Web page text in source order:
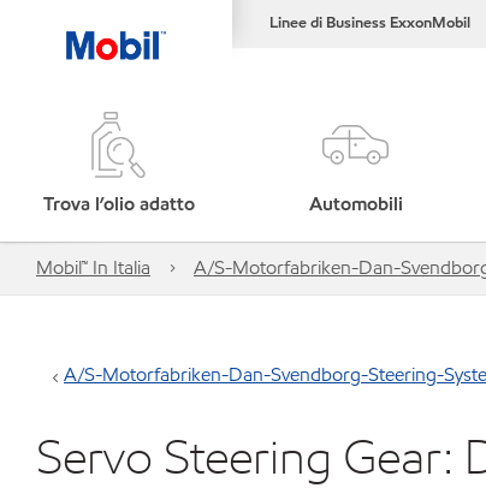
Linee di Business ExxonMobil
Trova l’olio adatto Automobili
Mobil™ In Italia A/S-Motorfabriken-Dan-
A/S-Motorfabriken-Dan-Svendborg-Steering-
Servo Steering Gear: